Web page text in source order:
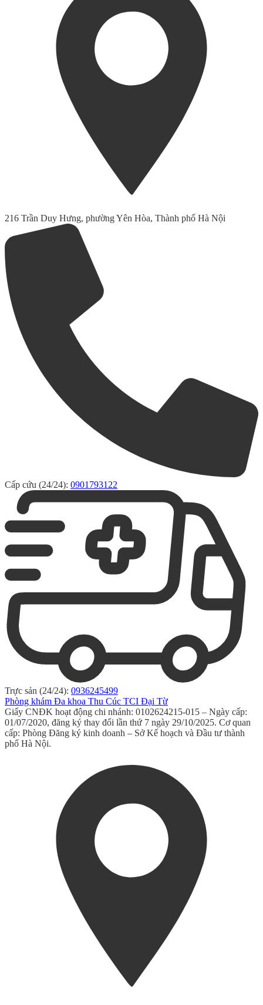
216 Trần Duy Hưng, phường Yên Hòa, Thành phố Hà Nội
Cấp cứu (24/24): 0901793122
Trực sản (24/24): 0936245499
Phòng khám Đa khoa Thu Cúc TCI Đại Từ
Giấy CNĐK hoạt động chi nhánh: 0102624215-015 – Ngày cấp:
01/07/2020, đăng ký thay đổi lần thứ 7 ngày 29/10/2025. Cơ quan
cấp: Phòng Đăng ký kinh doanh – Sở Kế hoạch và Đầu tư thành
phố Hà Nội.